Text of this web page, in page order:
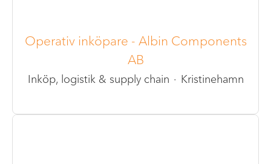
Operativ inköpare - Albin Components
AB
Inköp, logistik & supply chain · Kristinehamn